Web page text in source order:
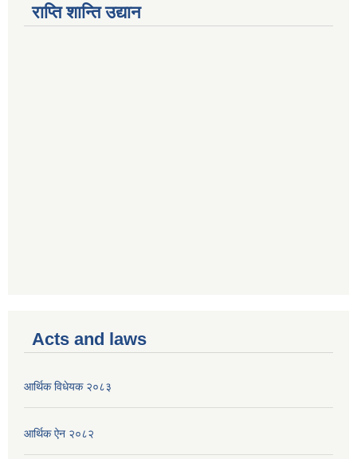
राप्ति शान्ति उद्यान
Acts and laws
आर्थिक विधेयक २०८३
आर्थिक ऐन २०८२